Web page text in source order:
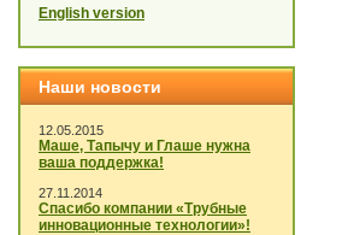
English version
Наши новости
12.05.2015
Маше, Тапычу и Глаше нужна
ваша поддержка!
27.11.2014
Спасибо компании «Трубные
инновационные технологии»!